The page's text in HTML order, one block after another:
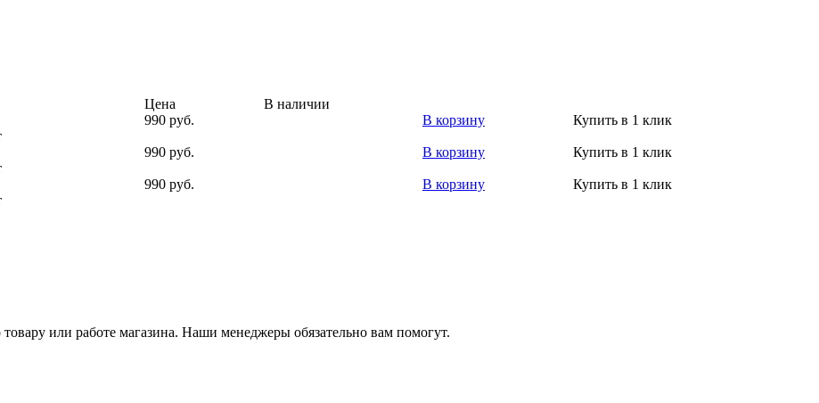
Цена
В наличии
990 руб. В корзину
Купить в 1 клик
990 руб. В корзину
Купить в 1 клик
990 руб. В корзину
Купить в 1 клик
или работе магазина. Наши менеджеры обязательно вам помогут.